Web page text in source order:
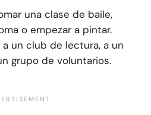
una clase de baile,
o empezar a pintar.
un club de lectura, a un
grupo de voluntarios.